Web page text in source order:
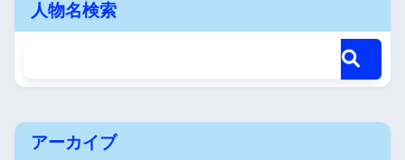
人物名検索
アーカイブ